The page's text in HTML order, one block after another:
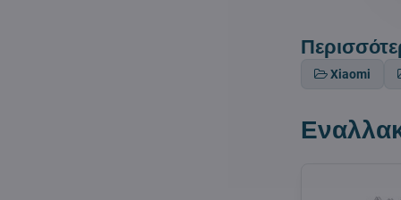
Xiaomi